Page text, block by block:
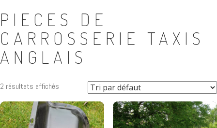
PIECES DE
CARROSSERIE TAXIS
ANGLAIS
2 résultats affichés